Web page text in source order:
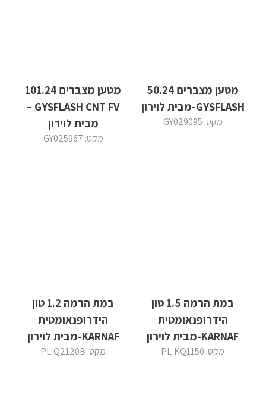
מטען מצברים 50.24
GYSFLASH-מבית לוירון
מקט: GY029095
מטען מצברים 101.24
GYSFLASH CNT FV –
מבית לוירון
מקט: GY025967
במת הרמה 1.5 טון
הידרופנאומטית
KARNAF-מבית לוירון
מקט: PL-KQ1150
במת הרמה 1.2 טון
הידרופנאומטית
KARNAF-מבית לוירון
מקט: PL-Q2120B